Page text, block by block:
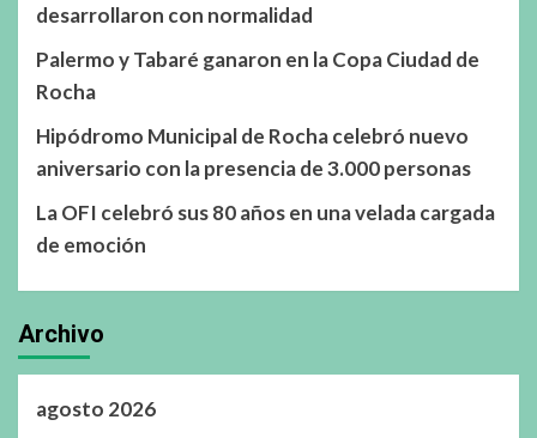
desarrollaron con normalidad
Palermo y Tabaré ganaron en la Copa Ciudad de
Rocha
Hipódromo Municipal de Rocha celebró nuevo
aniversario con la presencia de 3.000 personas
La OFI celebró sus 80 años en una velada cargada
de emoción
Archivo
agosto 2026